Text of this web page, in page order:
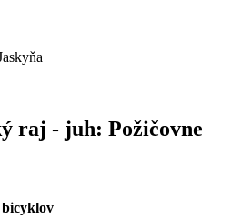
raj - juh: Požičovne
bicyklov